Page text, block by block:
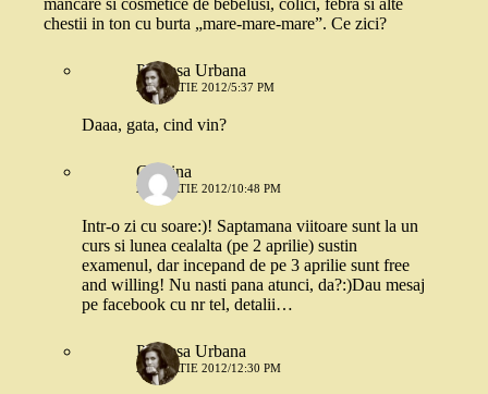
mancare si cosmetice de bebelusi, colici, febra si alte
chestii in ton cu burta „mare-mare-mare”. Ce zici?
Printesa Urbana
23 MARTIE 2012/5:37 PM
Daaa, gata, cind vin?
Codrina
23 MARTIE 2012/10:48 PM
Intr-o zi cu soare:)! Saptamana viitoare sunt la un
curs si lunea cealalta (pe 2 aprilie) sustin
examenul, dar incepand de pe 3 aprilie sunt free
and willing! Nu nasti pana atunci, da?:)Dau mesaj
pe facebook cu nr tel, detalii…
Printesa Urbana
24 MARTIE 2012/12:30 PM